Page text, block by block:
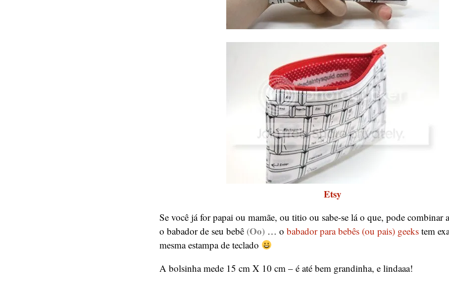
Etsy
Se você já for papai ou mamãe, ou titio ou sabe-se lá o que, pode combinar
o babador de seu bebê (Oo) … o babador para bebês (ou pais) geeks tem
mesma estampa de teclado
A bolsinha mede 15 cm X 10 cm – é até bem grandinha, e lindaaa!